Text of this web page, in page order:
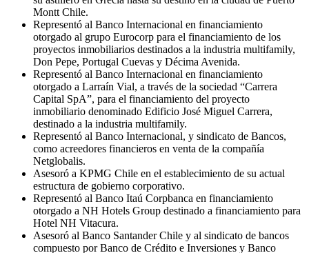
Montt Chile.
Representó al Banco Internacional en financiamiento
otorgado al grupo Eurocorp para el financiamiento de los
proyectos inmobiliarios destinados a la industria multifamily,
Don Pepe, Portugal Cuevas y Décima Avenida.
Representó al Banco Internacional en financiamiento
otorgado a Larraín Vial, a través de la sociedad “Carrera
Capital SpA”, para el financiamiento del proyecto
inmobiliario denominado Edificio José Miguel Carrera,
destinado a la industria multifamily.
Representó al Banco Internacional, y sindicato de Bancos,
como acreedores financieros en venta de la compañía
Netglobalis.
Asesoró a KPMG Chile en el establecimiento de su actual
estructura de gobierno corporativo.
Representó al Banco Itaú Corpbanca en financiamiento
otorgado a NH Hotels Group destinado a financiamiento para
Hotel NH Vitacura.
Asesoró al Banco Santander Chile y al sindicato de bancos
compuesto por Banco de Crédito e Inversiones y Banco